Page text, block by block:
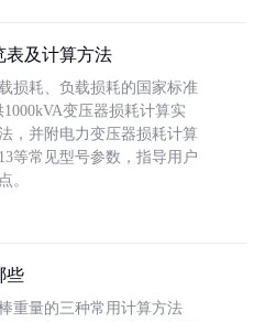
表及计算方法
损耗、负载损耗的国家标准
1000kVA变压器损耗计算实
，并附电力变压器损耗计算
等常见型号参数，指导用户
。
些
重量的三种常用计算方法